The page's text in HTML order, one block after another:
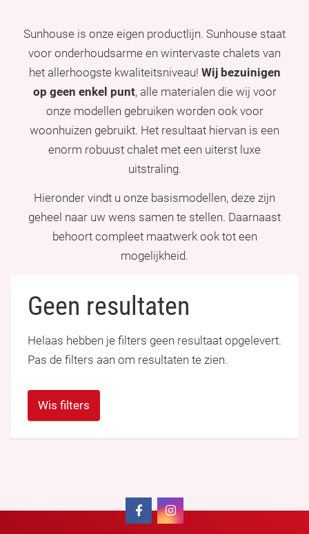
Sunhouse is onze eigen productlijn. Sunhouse staat
voor onderhoudsarme en wintervaste chalets van
het allerhoogste kwaliteitsniveau! Wij bezuinigen
op geen enkel punt, alle materialen die wij voor
onze modellen gebruiken worden ook voor
woonhuizen gebruikt. Het resultaat hiervan is een
enorm robuust chalet met een uiterst luxe
uitstraling.
Hieronder vindt u onze basismodellen, deze zijn
geheel naar uw wens samen te stellen. Daarnaast
behoort compleet maatwerk ook tot een
mogelijkheid.
Geen resultaten
Helaas hebben je filters geen resultaat opgelevert.
Pas de filters aan om resultaten te zien.
Wis filters